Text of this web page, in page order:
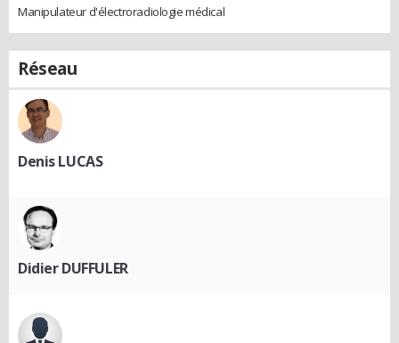
Manipulateur d'électroradiologie médical
Réseau
Denis LUCAS
Didier DUFFULER